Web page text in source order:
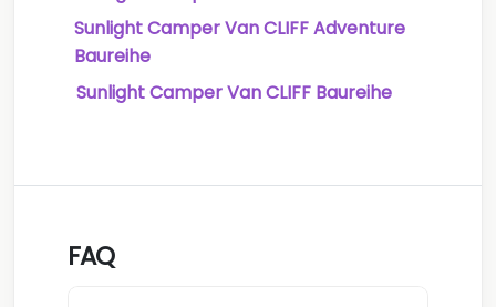
Sunlight Camper Van CLIFF Adventure
Baureihe
Sunlight Camper Van CLIFF Baureihe
FAQ